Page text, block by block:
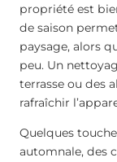
propriété est
de saison
paysage, alors
peu. Un
terrasse ou des
rafraîchir
Quelques
automnale, des